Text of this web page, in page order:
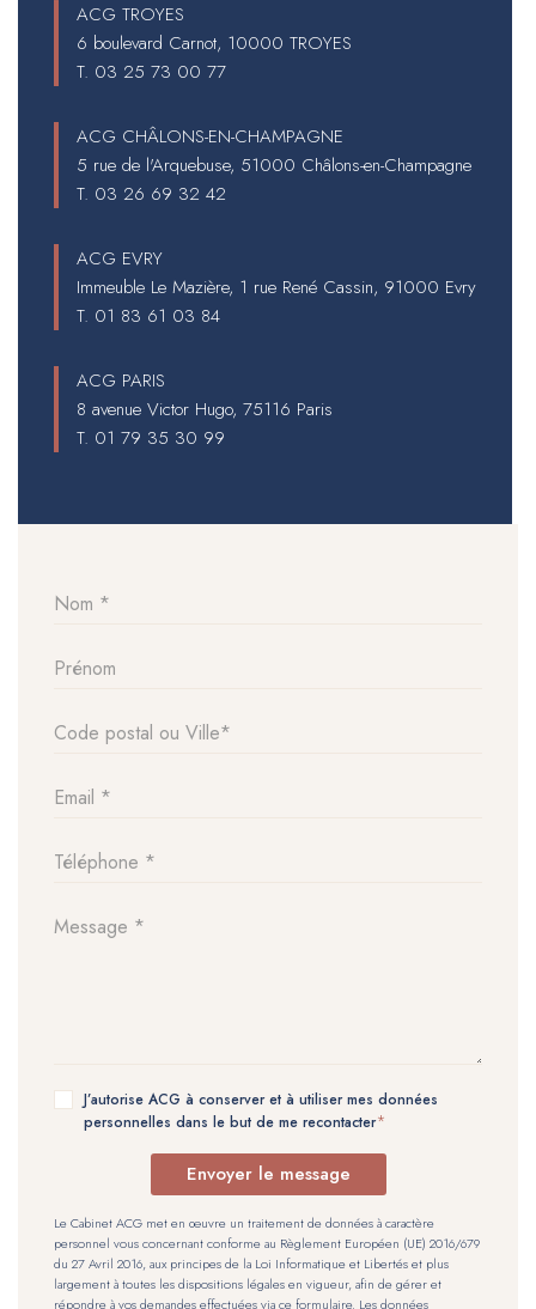
ACG TROYES
6 boulevard Carnot, 10000 TROYES
T. 03 25 73 00 77
ACG CHÂLONS-EN-CHAMPAGNE
5 rue de l'Arquebuse, 51000 Châlons-en-Champagne
T. 03 26 69 32 42
ACG EVRY
Immeuble Le Mazière, 1 rue René Cassin, 91000 Evry
T. 01 83 61 03 84
ACG PARIS
8 avenue Victor Hugo, 75116 Paris
T. 01 79 35 30 99
J’autorise ACG à conserver et à utiliser mes données
personnelles dans le but de me recontacter
Envoyer le message
Le Cabinet ACG met en œuvre un traitement de données à caractère
personnel vous concernant conforme au Règlement Européen (UE) 2016/679
du 27 Avril 2016, aux principes de la Loi Informatique et Libertés et plus
largement à toutes les dispositions légales en vigueur, afin de gérer et
répondre à vos demandes effectuées via ce formulaire. Les données